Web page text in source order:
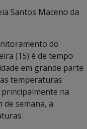
Santos Maceno da
do
(15) é de tempo
em grande parte
temperaturas
principalmente na
semana, a